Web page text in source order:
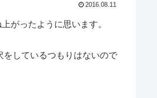
2016.08.11
がったように思います。
しているつもりはないので